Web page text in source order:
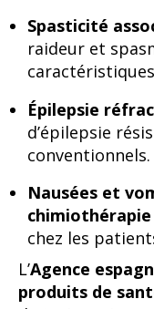
Spasticité
raideur et
Épilepsie
d’épilepsie
conventionnels.
Nausées et
chimiothérapie
chez les
L’Agence
produits de